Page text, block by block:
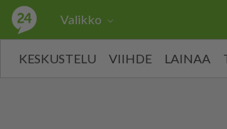
Valikko
KESKUSTELU VIIHDE LAINAA